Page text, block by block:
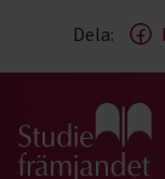
Dela:
Gå till